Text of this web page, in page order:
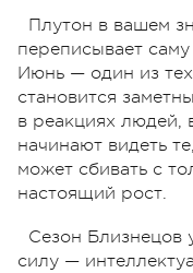
Плутон в вашем
переписывает
Июнь — один из тех
становится
в реакциях людей,
начинают видеть
может сбивать с
настоящий рост.
Сезон Близнецов
силу —